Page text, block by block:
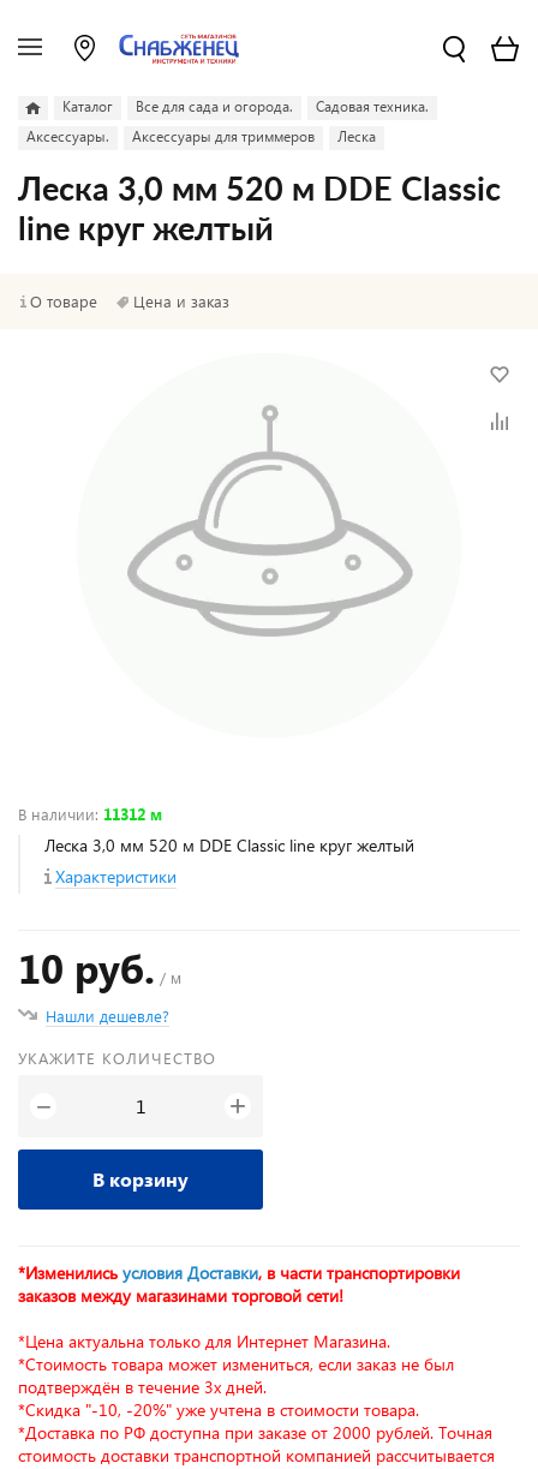
Каталог Все для сада и огорода.
Садовая техника.
Аксессуары.
Аксессуары для триммеров Леска
Леска 3,0 мм 520 м DDE Classic
line круг желтый
О товаре Цена и заказ
В наличии: 11312 м
Леска 3,0 мм 520 м DDE Classic line круг желтый
Характеристики
10 руб. / м
Нашли дешевле?
УКАЖИТЕ КОЛИЧЕСТВО
− +
В корзину
*Изменились условия Доставки, в части транспортировки
заказов между магазинами торговой сети!
*Цена актуальна только для Интернет Магазина.
*Стоимость товара может измениться, если заказ не был
подтверждён в течение 3х дней.
*Скидка "-10, -20%" уже учтена в стоимости товара.
*Доставка по РФ доступна при заказе от 2000 рублей. Точная
стоимость доставки транспортной компанией рассчитывается